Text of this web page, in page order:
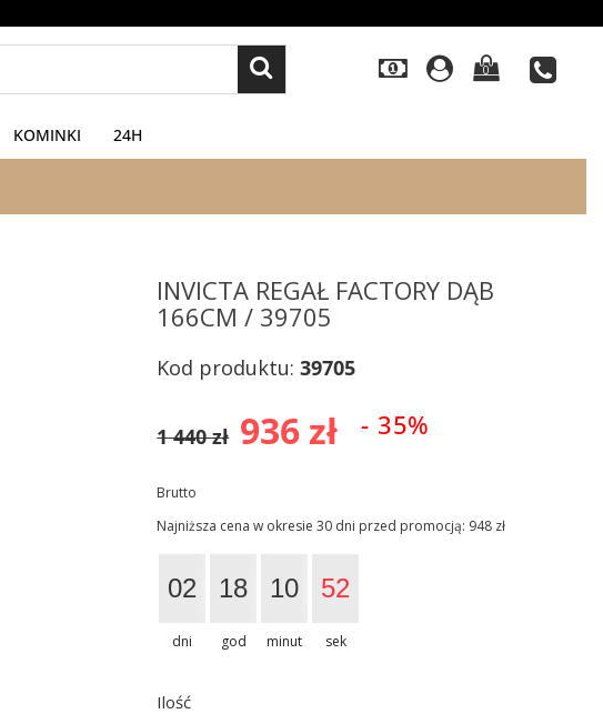
0
KOMINKI 24H
INVICTA REGAŁ FACTORY DĄB
166CM / 39705
Kod produktu:39705
936 zł - 35%
1 440 zł
Brutto
Najniższa cena w okresie 30 dni przed promocją: 948 zł
02
dni
18
god
10
minut
51
sek
Ilość